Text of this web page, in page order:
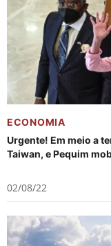
ECONOMIA
Urgente! Em meio a
Taiwan, e Pequim
02/08/22